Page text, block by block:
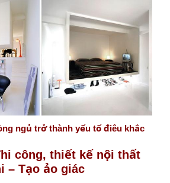
ngủ trở thành yếu tố điêu khắc
công, thiết kế nội thất
– Tạo ảo giác